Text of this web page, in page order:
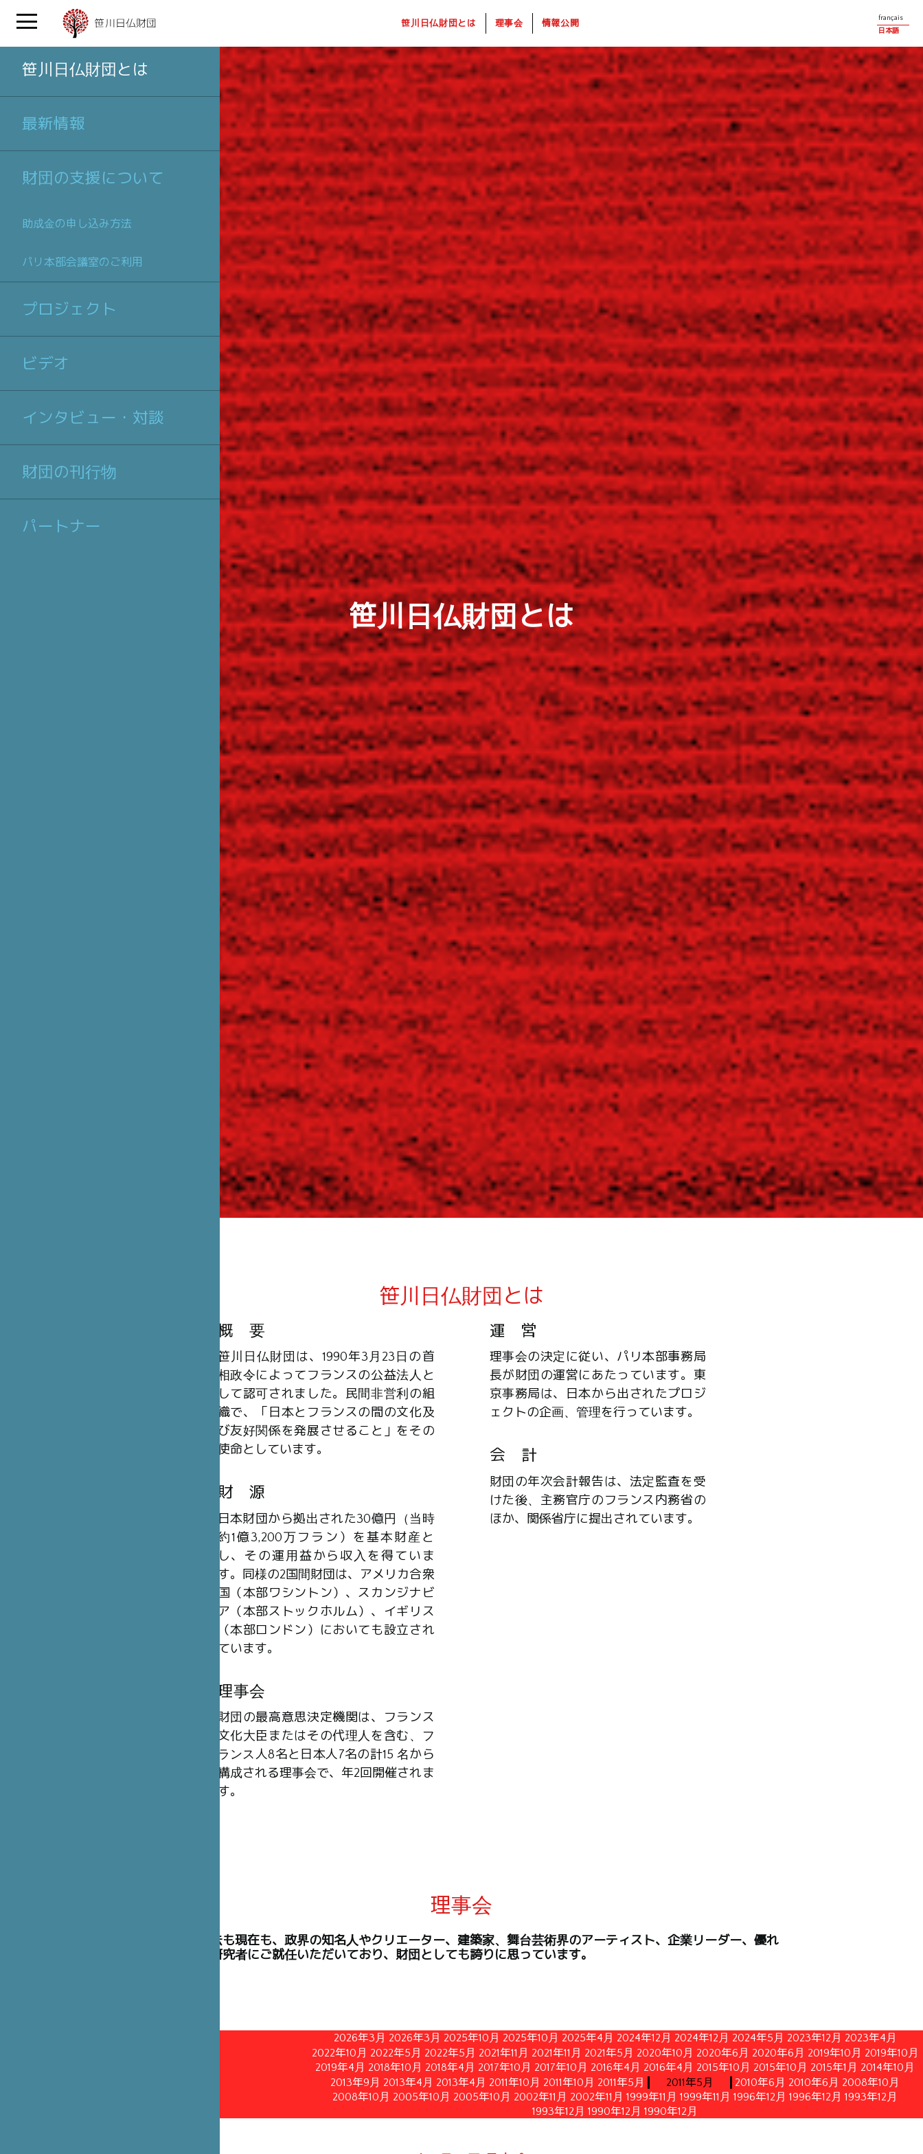
笹川日仏財団とは 理事会 情報公開
français
日本語
笹川日仏財団とは
最新情報
財団の支援について
助成金の申し込み方法
パリ本部会議室のご利用
プロジェクト
ビデオ
インタビュー・対談
財団の刊行物
パートナー
笹川日仏財団とは
笹川日仏財団とは
概 要
笹川日仏財団は、1990年3月23日の首
相政令によってフランスの公益法人と
して認可されました。民間非営利の組
織で、「日本とフランスの間の文化及
び友好関係を発展させること」をその
使命としています。
財 源
日本財団から拠出された30億円（当時
約1億3,200万フラン）を基本財産と
し、その運用益から収入を得ていま
す。同様の2国間財団は、アメリカ合衆
国（本部ワシントン）、スカンジナビ
ア（本部ストックホルム）、イギリス
（本部ロンドン）においても設立され
ています。
理事会
財団の最高意思決定機関は、フランス
文化大臣またはその代理人を含む、フ
ランス人8名と日本人7名の計15 名から
構成される理事会で、年2回開催されま
す。
運 営
理事会の決定に従い、パリ本部事務局
長が財団の運営にあたっています。東
京事務局は、日本から出されたプロジ
ェクトの企画、管理を行っています。
会 計
財団の年次会計報告は、法定監査を受
けた後、主務官庁のフランス内務省の
ほか、関係省庁に提出されています。
理事会
理事には、過去も現在も、政界の知名人やクリエーター、建築家、舞台芸術界のアーティスト、企業リーダー、優れ
た高官や学術研究者にご就任いただいており、財団としても誇りに思っています。
2026年3月 2026年3月 2025年10月 2025年10月 2025年4月 2024年12月 2024年12月 2024年5月 2023年12月 2023年4月
2022年10月 2022年5月 2022年5月 2021年11月 2021年11月 2021年5月 2020年10月 2020年6月 2020年6月 2019年10月 2019年10月
2019年4月 2018年10月 2018年4月 2017年10月 2017年10月 2016年4月 2016年4月 2015年10月 2015年10月 2015年1月 2014年10月
2013年9月 2013年4月 2013年4月 2011年10月 2011年10月 2011年5月 2011年5月 2010年6月 2010年6月 2008年10月
2008年10月 2005年10月 2005年10月 2002年11月 2002年11月 1999年11月 1999年11月 1996年12月 1996年12月 1993年12月
1993年12月 1990年12月 1990年12月